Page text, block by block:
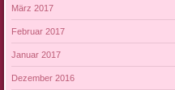
März 2017
Februar 2017
Januar 2017
Dezember 2016